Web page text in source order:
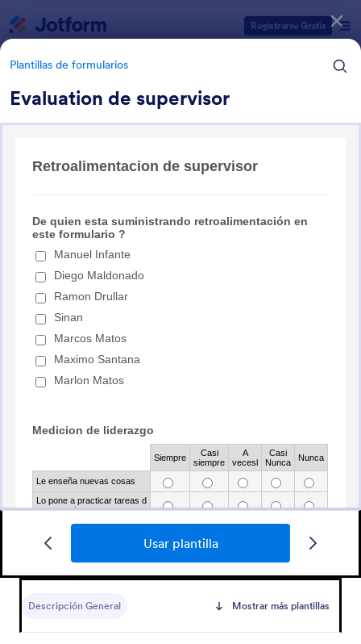
Registrarse Gratis
Plantillas de formularios
Evaluation de supervisor
Usar plantilla
Descripción General Mostrar más plantillas
Plantillas de formularios
Plantillas de recursos humanos
(RRHH)
188 Plantillas
Un formulario de solicitud de trabajo
Categorías de plantillas de formulario